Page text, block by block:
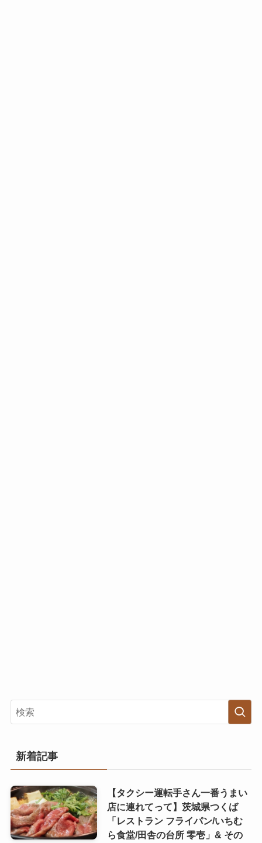
新着記事
【タクシー運転手さん一番うまい
店に連れてって】茨城県つくば
「レストラン フライパン/いちむ
ら食堂/田舎の台所 零壱」& その